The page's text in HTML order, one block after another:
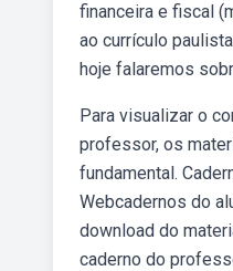
financeira e fiscal
ao currículo
hoje falaremos
Para visualizar o
professor, os
fundamental.
Webcadernos do
download do
caderno do